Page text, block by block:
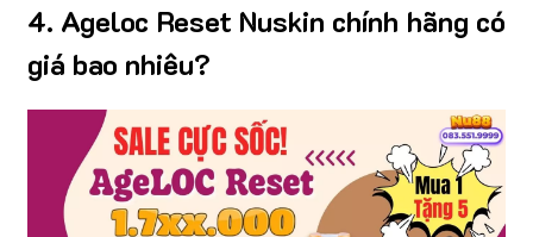
4. Ageloc Reset Nuskin chính hãng có
giá bao nhiêu?